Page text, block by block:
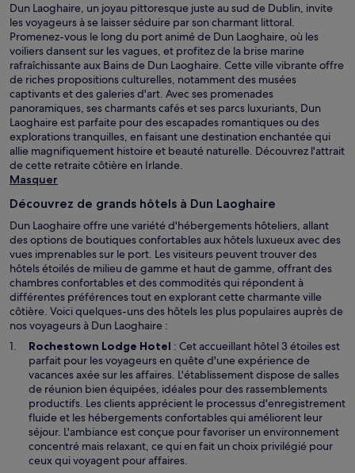
Dun Laoghaire, un joyau pittoresque juste au sud de Dublin, invite
les voyageurs à se laisser séduire par son charmant littoral.
Promenez-vous le long du port animé de Dun Laoghaire, où les
voiliers dansent sur les vagues, et profitez de la brise marine
rafraîchissante aux Bains de Dun Laoghaire. Cette ville vibrante offre
de riches propositions culturelles, notamment des musées
captivants et des galeries d'art. Avec ses promenades
panoramiques, ses charmants cafés et ses parcs luxuriants, Dun
Laoghaire est parfaite pour des escapades romantiques ou des
explorations tranquilles, en faisant une destination enchantée qui
allie magnifiquement histoire et beauté naturelle. Découvrez l'attrait
de cette retraite côtière en Irlande.
Masquer
Découvrez de grands hôtels à Dun Laoghaire
Dun Laoghaire offre une variété d'hébergements hôteliers, allant
des options de boutiques confortables aux hôtels luxueux avec des
vues imprenables sur le port. Les visiteurs peuvent trouver des
hôtels étoilés de milieu de gamme et haut de gamme, offrant des
chambres confortables et des commodités qui répondent à
différentes préférences tout en explorant cette charmante ville
côtière. Voici quelques-uns des hôtels les plus populaires auprès de
nos voyageurs à Dun Laoghaire :
Rochestown Lodge Hotel : Cet accueillant hôtel 3 étoiles est
parfait pour les voyageurs en quête d'une expérience de
vacances axée sur les affaires. L'établissement dispose de salles
de réunion bien équipées, idéales pour des rassemblements
productifs. Les clients apprécient le processus d'enregistrement
fluide et les hébergements confortables qui améliorent leur
séjour. L'ambiance est conçue pour favoriser un environnement
concentré mais relaxant, ce qui en fait un choix privilégié pour
ceux qui voyagent pour affaires.